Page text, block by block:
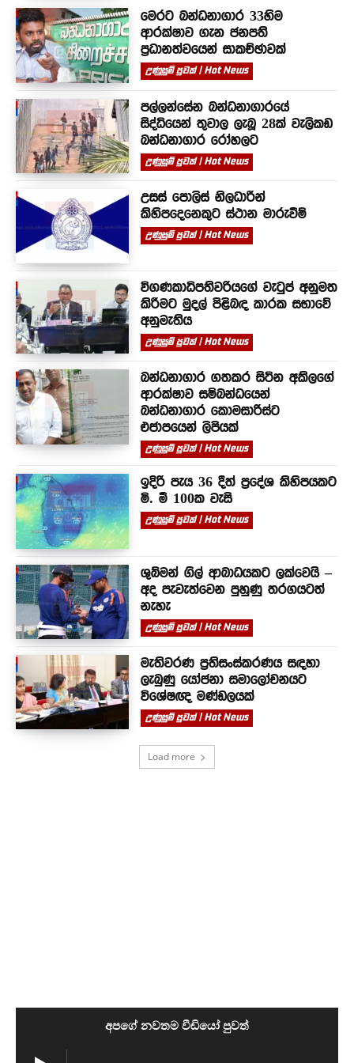
මෙරට බන්ධනාගාර 33හිම
ආරක්ෂාව ගැන ජනපති
ප්‍රධානත්වයෙන් සාකච්ඡාවක්
උණුසුම් පුවත් | Hot News
පල්ලන්සේන බන්ධනාගාරයේ
සිද්ධියෙන් තුවාල ලැබූ 28ක් වැලිකඩ
බන්ධනාගාර රෝහලට
උණුසුම් පුවත් | Hot News
උසස් පොලිස් නිලධාරීන්
කිහිපදෙනෙකුට ස්ථාන මාරුවීම්
උණුසුම් පුවත් | Hot News
විගණකාධිපතිවරියගේ වැටුප් අනුමත
කිරීමට මුදල් පිළිබඳ කාරක සභාවේ
අනුමැතිය
උණුසුම් පුවත් | Hot News
බන්ධනාගාර ගතකර සිටින අකිලගේ
ආරක්ෂාව සම්බන්ධයෙන්
බන්ධනාගාර කොමසාරිස්ට
එජාපයෙන් ලිපියක්
උණුසුම් පුවත් | Hot News
ඉදිරි පැය 36 දීත් ප්‍රදේශ කිහිපයකට
මි. මී 100ක වැසි
උණුසුම් පුවත් | Hot News
ශුබ්මන් ගිල් ආබාධයකට ලක්වෙයි –
අද පැවැත්වෙන පුහුණු තරගයටත්
නැහැ
උණුසුම් පුවත් | Hot News
මැතිවරණ ප්‍රතිසංස්කරණය සඳහා
ලැබුණු යෝජනා සමාලෝචනයට
විශේෂඥ මණ්ඩලයක්
උණුසුම් පුවත් | Hot News
Load more
අපගේ නවතම වීඩියෝ පුවත්